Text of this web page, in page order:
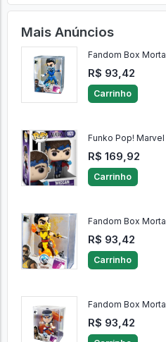
Mais Anúncios
Fandom Box
R$ 93,42
Carrinho
Funko Pop!
R$ 169,92
Carrinho
Fandom Box
R$ 93,42
Carrinho
Fandom Box
R$ 93,42